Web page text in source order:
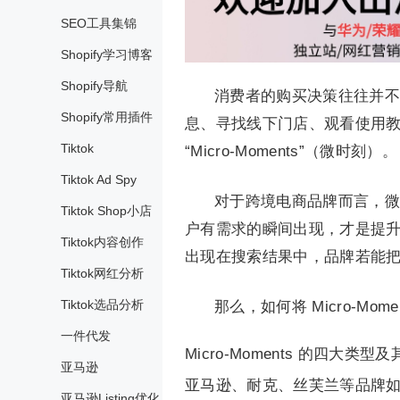
SEO工具集锦
Shopify学习博客
Shopify导航
Shopify常用插件
Tiktok
Tiktok Ad Spy
Tiktok Shop小店
Tiktok内容创作
Tiktok网红分析
Tiktok选品分析
一件代发
亚马逊
消费者的购买决策往往并
息、寻找线下门店、观看使用
“Micro-Moments”（微时刻）。
对于跨境电商品牌而言，
户有需求的瞬间出现，才是提
出现在搜索结果中，品牌若能
那么，如何将 Micro-
Micro-Moments 的四大类型及
亚马逊、耐克、丝芙兰等品牌